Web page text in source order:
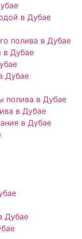
в Дубае
полива в Дубае
в Дубае
Дубае
полива в Дубае
в Дубае
в Дубае
Дубае